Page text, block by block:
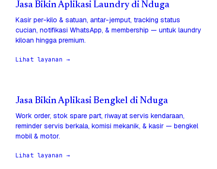
Jasa Bikin Aplikasi Laundry di Nduga
Kasir per-kilo & satuan, antar-jemput, tracking status
cucian, notifikasi WhatsApp, & membership — untuk laundry
kiloan hingga premium.
Lihat layanan →
Jasa Bikin Aplikasi Bengkel di Nduga
Work order, stok spare part, riwayat servis kendaraan,
reminder servis berkala, komisi mekanik, & kasir — bengkel
mobil & motor.
Lihat layanan →